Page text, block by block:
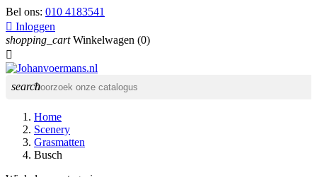
Bel ons: 010 4183541
 Inloggen
shopping_cart Winkelwagen (0)

search
Home
Scenery
Grasmatten
Busch